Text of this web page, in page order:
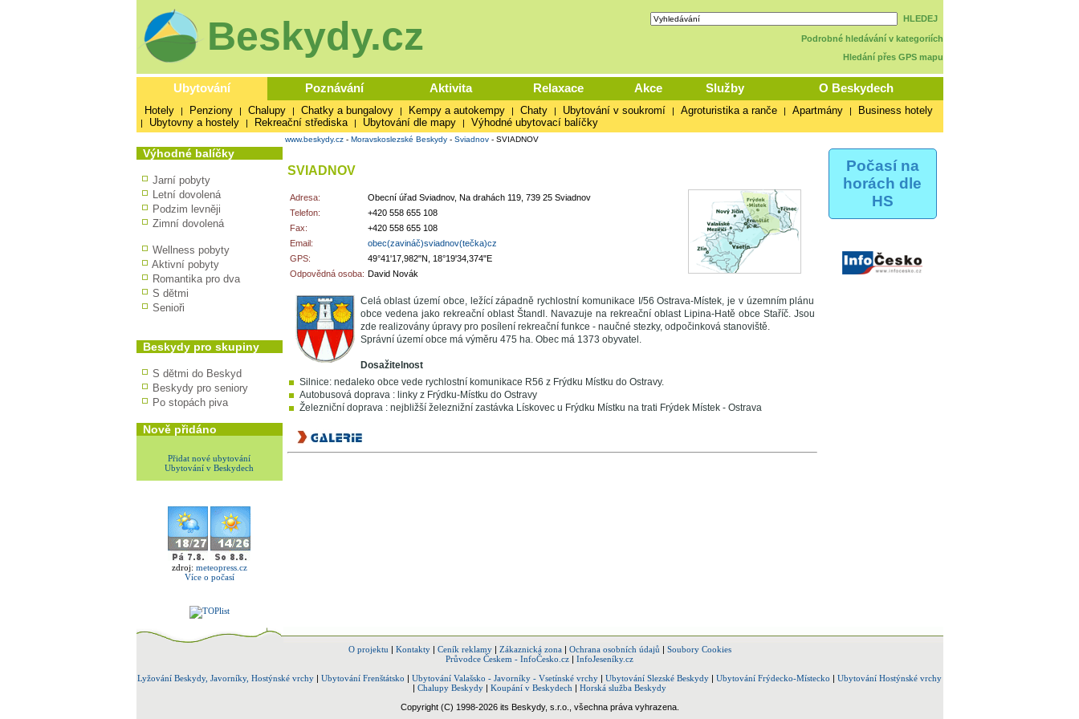
Beskydy.cz HLEDEJ
Podrobné hledávání v kategoriích
Hledání přes GPS mapu
Ubytování Poznávání Aktivita Relaxace Akce Služby O Beskydech
Hotely | Penziony | Chalupy | Chatky a bungalovy | Kempy a autokempy | Chaty | Ubytování v soukromí | Agroturistika a ranče | Apartmány | Business hotely
| Ubytovny a hostely | Rekreační střediska | Ubytování dle mapy | Výhodné ubytovací balíčky
Výhodné balíčky
Jarní pobyty
Letní dovolená
Podzim levněji
Zimní dovolená
Wellness pobyty
Aktivní pobyty
Romantika pro dva
S dětmi
Senioři
Beskydy pro skupiny
S dětmi do Beskyd
Beskydy pro seniory
Po stopách piva
Nově přidáno
Přidat nové ubytování
Ubytování v Beskydech
zdroj: meteopress.cz
Více o počasí
www.beskydy.cz- Moravskoslezské Beskydy- Sviadnov- SVIADNOV
SVIADNOV
Adresa:
Obecní úřad Sviadnov, Na drahách 119, 739 25 Sviadnov
Telefon:
+420 558 655 108
Fax:
+420 558 655 108
Email:
obec(zavináč)sviadnov(tečka)cz
GPS:
49°41'17,982"N, 18°19'34,374"E
Odpovědná osoba: David Novák
Celá oblast území obce, ležící západně rychlostní komunikace I/56 Ostrava-Místek, je v územním plánu
obce vedena jako rekreační oblast Štandl. Navazuje na rekreační oblast Lipina-Hatě obce Staříč. Jsou
zde realizovány úpravy pro posílení rekreační funkce - naučné stezky, odpočinková stanoviště.
Správní území obce má výměru 475 ha. Obec má 1373 obyvatel.
Dosažitelnost
Silnice: nedaleko obce vede rychlostní komunikace R56 z Frýdku Místku do Ostravy.
Autobusová doprava : linky z Frýdku-Místku do Ostravy
Železniční doprava : nejbližší železnižní zastávka Lískovec u Frýdku Místku na trati Frýdek Místek - Ostrava
Počasí na
horách dle
HS
O projektu | Kontakty| Ceník reklamy| Zákaznická zona| Ochrana osobních údajů | Soubory Cookies
Průvodce Českem - InfoČesko.cz | InfoJeseníky.cz
Lyžování Beskydy, Javorníky, Hostýnské vrchy | Ubytování Frenštátsko | Ubytování Valašsko - Javorníky - Vsetínské vrchy | Ubytování Slezské Beskydy | Ubytování Frýdecko-Místecko | Ubytování Hostýnské vrchy
| Chalupy Beskydy | Koupání v Beskydech | Horská služba Beskydy
Copyright (C) 1998-2026 its Beskydy, s.r.o., všechna práva vyhrazena.